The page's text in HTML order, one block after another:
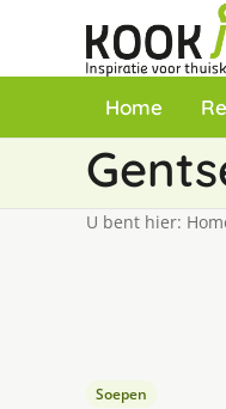
Home
U bent hier:
Soepen